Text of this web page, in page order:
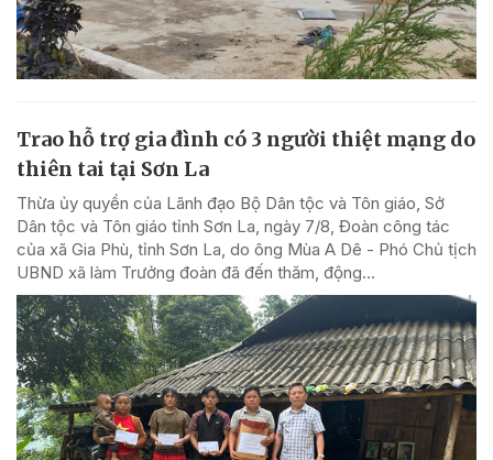
Trao hỗ trợ gia đình có 3 người thiệt mạng do
thiên tai tại Sơn La
Thừa ủy quyền của Lãnh đạo Bộ Dân tộc và Tôn giáo, Sở
Dân tộc và Tôn giáo tỉnh Sơn La, ngày 7/8, Đoàn công tác
của xã Gia Phù, tỉnh Sơn La, do ông Mùa A Dê - Phó Chủ tịch
UBND xã làm Trưởng đoàn đã đến thăm, động...